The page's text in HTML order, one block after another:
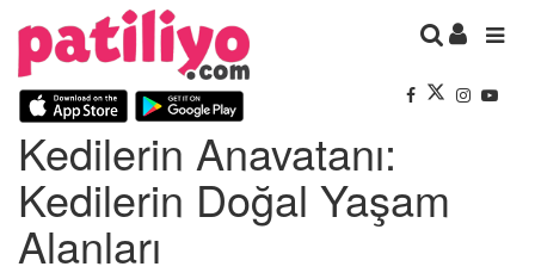
Kedilerin Anavatanı:
Kedilerin Doğal Yaşam
Alanları